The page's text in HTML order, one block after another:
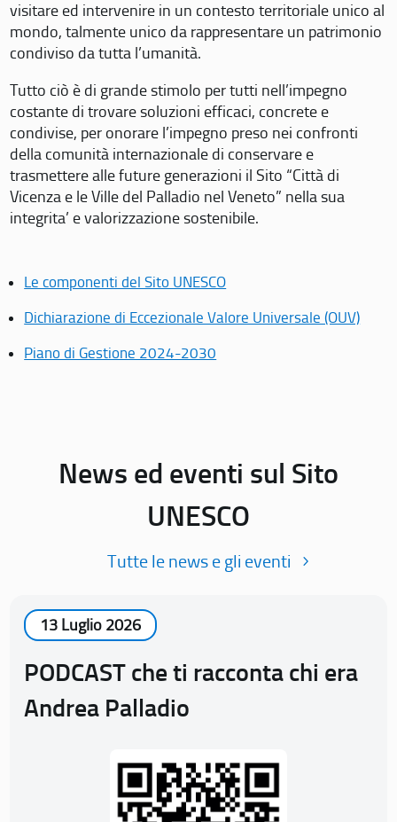
visitare ed intervenire in un contesto territoriale unico al
mondo, talmente unico da rappresentare un patrimonio
condiviso da tutta l’umanità.
Tutto ciò è di grande stimolo per tutti nell’impegno
costante di trovare soluzioni efficaci, concrete e
condivise, per onorare l’impegno preso nei confronti
della comunità internazionale di conservare e
trasmettere alle future generazioni il Sito “Città di
Vicenza e le Ville del Palladio nel Veneto” nella sua
integrita’ e valorizzazione sostenibile.
Le componenti del Sito UNESCO
Dichiarazione di Eccezionale Valore Universale (OUV)
Piano di Gestione 2024-2030
News ed eventi sul Sito
UNESCO
Tutte le news e gli eventi
13 Luglio 2026
PODCAST che ti racconta chi era
Andrea Palladio